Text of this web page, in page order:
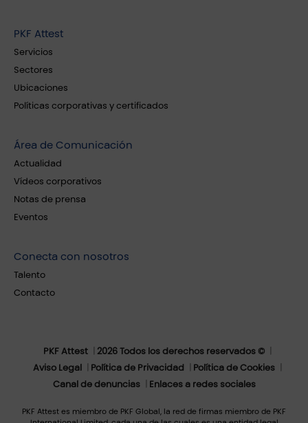
PKF Attest
Servicios
Sectores
Ubicaciones
Políticas corporativas y certificados
Área de Comunicación
Actualidad
Vídeos corporativos
Notas de prensa
Eventos
Conecta con nosotros
Talento
Contacto
PKF Attest
2026 Todos los derechos reservados ©
Aviso Legal
Política de Privacidad
Política de Cookies
Canal de denuncias
Enlaces a redes sociales
PKF Attest es miembro de PKF Global, la red de firmas miembro de PKF